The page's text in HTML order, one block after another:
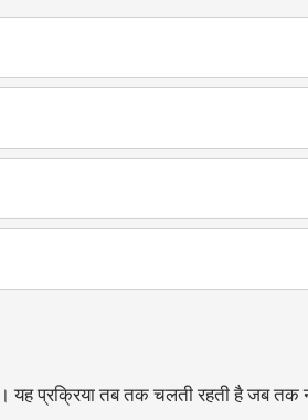
यह प्रक्रिया तब तक चलती रहती है जब तक